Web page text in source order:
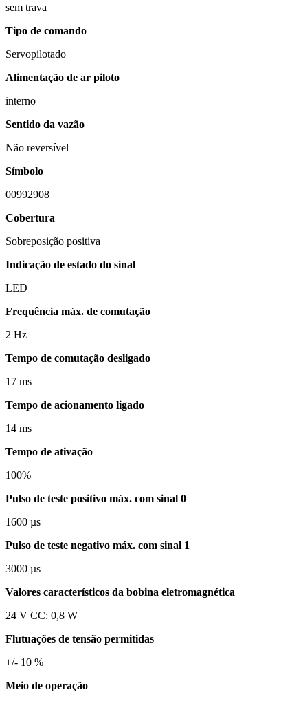
sem trava
Tipo de comando
Servopilotado
Alimentação de ar piloto
interno
Sentido da vazão
Não reversível
Símbolo
00992908
Cobertura
Sobreposição positiva
Indicação de estado do sinal
LED
Frequência máx. de comutação
2 Hz
Tempo de comutação desligado
17 ms
Tempo de acionamento ligado
14 ms
Tempo de ativação
100%
Pulso de teste positivo máx. com sinal 0
1600 µs
Pulso de teste negativo máx. com sinal 1
3000 µs
Valores característicos da bobina eletromagnética
24 V CC: 0,8 W
Flutuações de tensão permitidas
+/- 10 %
Meio de operação